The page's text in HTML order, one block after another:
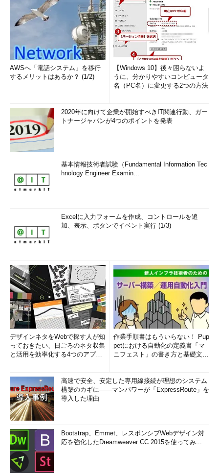
AWSへ「電話システム」を移行
するメリットはあるか？ (1/2)
【Windows 10】後々困らないよ
うに、分かりやすいコンピュータ
名（PC名）に変更する2つの方法
2020年に向けて企業が開始すべきIT関連行動、ガー
トナージャパンが4つのポイントを発表
基本情報技術者試験（Fundamental Information Tec
hnology Engineer Examin...
Excelに入力フォームを作成、コントロールを追
加、表示、ボタンでイベント実行 (1/3)
デザインネタをWebで探す人が知
っておきたい、日ごろのネタ収集
と活用を効率化する4つのアプリ
作業手順書はもういらない！ Pup
petにおける自動化の定義書「マ
ニフェスト」の書き方と基礎文法
高速で安全、安定した専用線接続が理想のシステム
構築のカギに――マンパワーが「ExpressRoute」を
導入した理由
Bootstrap、Emmet、レスポンシブWebデザイン対
応を強化したDreamweaver CC 2015を使ってみ...